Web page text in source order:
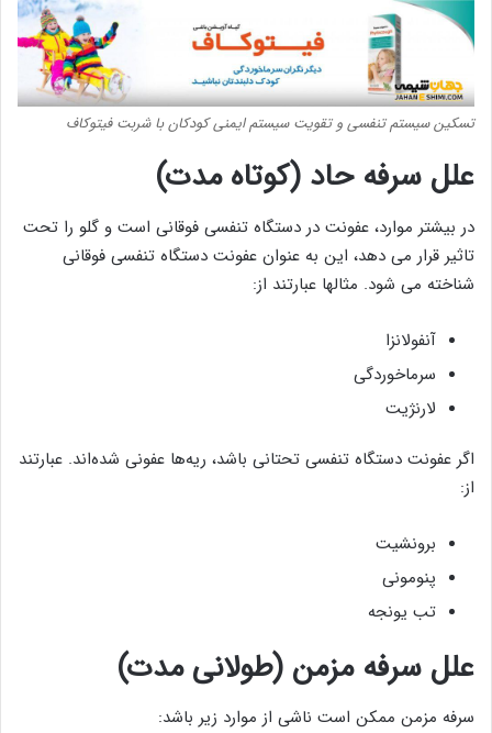
تسکین سیستم تنفسی و تقویت سیستم ایمنی کودکان با شربت فیتوکاف
علل سرفه حاد (کوتاه مدت)
در بیشتر موارد، عفونت در دستگاه تنفسی فوقانی است و گلو را تحت
تاثیر قرار می دهد، این به عنوان عفونت دستگاه تنفسی فوقانی
شناخته می شود. مثالها عبارتند از:
آنفولانزا
سرماخوردگی
لارنژیت
اگر عفونت دستگاه تنفسی تحتانی باشد، ریه‌ها عفونی شده‌اند. عبارتند
از:
برونشیت
پنومونی
تب یونجه
علل سرفه مزمن (طولانی مدت)
سرفه مزمن ممکن است ناشی از موارد زیر باشد: